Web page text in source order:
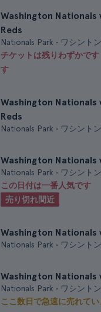
Washington Nationals
Reds
Nationals Park • ワシント
チケットは残りわずかで
す
Washington Nationals
Reds
Nationals Park • ワシント
Washington Nationals
Nationals Park • ワシント
この日付は一番人気です
売り切れ間近
Washington Nationals
Nationals Park • ワシント
Washington Nationals
Nationals Park • ワシント
ここ数日で急速に売れて